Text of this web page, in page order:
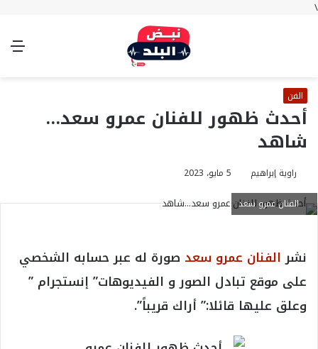
\
الوضع
الفن
أحدث ظهور للفنان عمرو سعد…
شاهد
راوية إبراهيم
5 مايو، 2023
الفنان عمرو سعد
نشرالفنان عمرو سعد صورة له عبر حسابه الشخصي
على موقع تبادل الصور و الفيديوهات” إنستجرام ”
وعلق عليها قائلا:” أراك قريباً”.